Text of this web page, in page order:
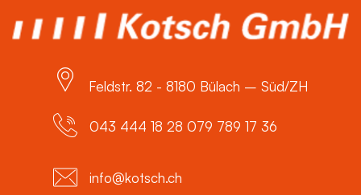
Feldstr. 82 - 8180 Bülach – Süd/ZH
043 444 18 28 079 789 17 36
info@kotsch.ch